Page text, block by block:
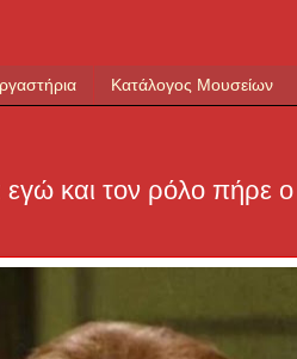
Κατάλογος Μουσείων
εγώ και τον ρόλο πήρε ο